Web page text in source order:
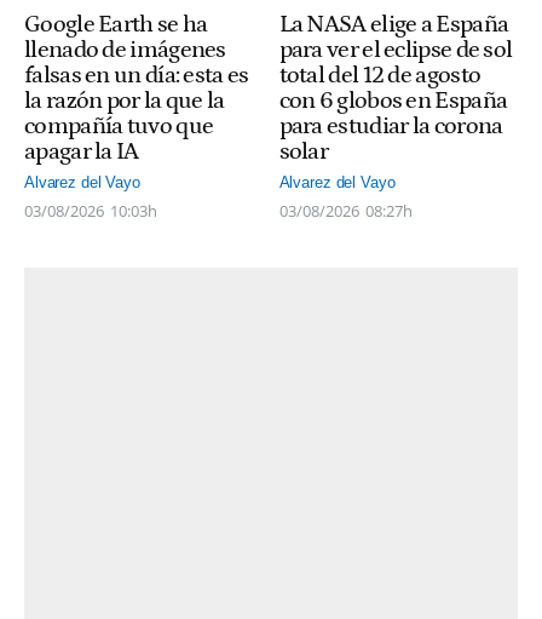
Google Earth se ha
llenado de imágenes
falsas en un día: esta es
la razón por la que la
compañía tuvo que
apagar la IA
Alvarez del Vayo
03/08/2026 10:03h
La NASA elige a España
para ver el eclipse de sol
total del 12 de agosto
con 6 globos en España
para estudiar la corona
solar
Alvarez del Vayo
03/08/2026 08:27h